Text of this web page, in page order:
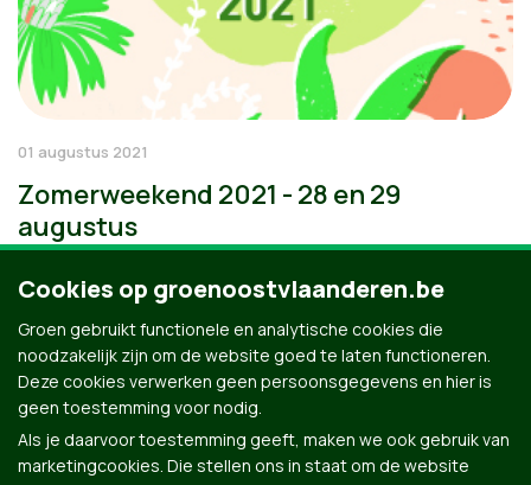
01 augustus 2021
Zomerweekend 2021 - 28 en 29
augustus
Cookies op groenoostvlaanderen.be
Groen gebruikt functionele en analytische cookies die
noodzakelijk zijn om de website goed te laten functioneren.
Deze cookies verwerken geen persoonsgegevens en hier is
geen toestemming voor nodig.
Als je daarvoor toestemming geeft, maken we ook gebruik van
marketingcookies. Die stellen ons in staat om de website